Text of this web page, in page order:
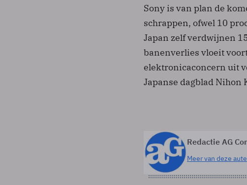
Sony is van plan de
schrappen, ofwel 10
Japan zelf verdwijnen
banenverlies vloeit
elektronicaconcern uit
Japanse dagblad Nihon
Redactie AG
Meer van deze